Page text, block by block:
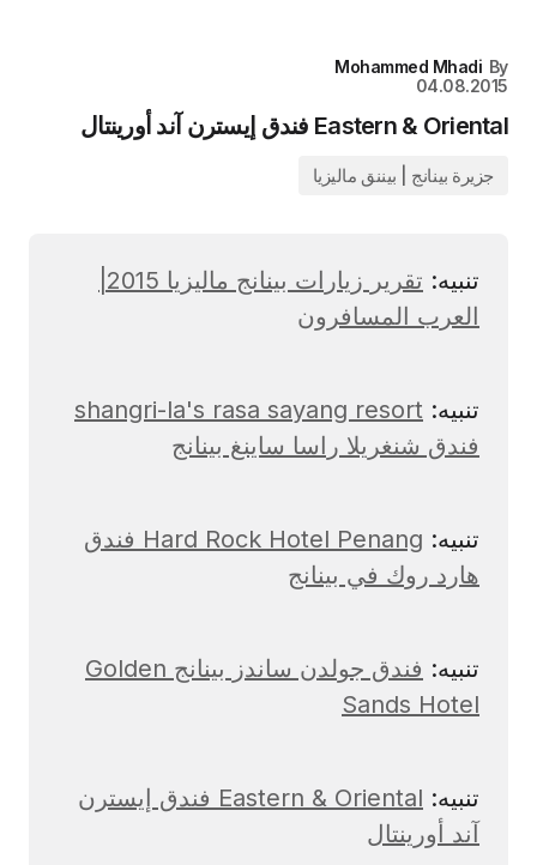
By
Mohammed Mhadi
04.08.2015
Eastern & Oriental فندق إيسترن آند أورينتال
جزيرة بينانج | بيننق ماليزيا
تنبيه:
العرب المسافرون
تنبيه: shangri-la's rasa sayang resort
فندق شنغريلا راسا ساينغ بينانج
تنبيه:
Hard Rock Hotel Penang فندق
هارد روك في بينانج
تنبيه:
فندق جولدن ساندز بينانج Golden
Sands Hotel
تنبيه:
Eastern & Oriental فندق إيسترن
آند أورينتال